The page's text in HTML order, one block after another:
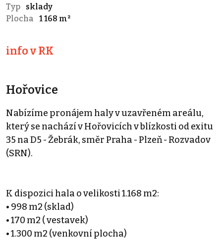
Typ
sklady
Plocha
1 168 m²
info v RK
Hořovice
Nabízíme pronájem haly v uzavřeném areálu,
který se nachází v Hořovicích v blízkosti od exitu
35 na D5 - Žebrák, směr Praha - Plzeň - Rozvadov
(SRN).
K dispozici hala o velikosti 1.168 m2:
• 998 m2 (sklad)
• 170 m2 ( vestavek)
• 1.300 m2 (venkovní plocha)